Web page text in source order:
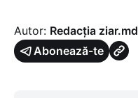
Autor: Redacția ziar.md
Abonează-te